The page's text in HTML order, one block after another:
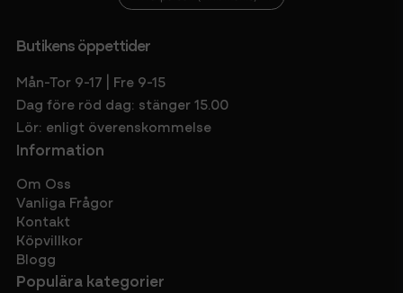
Butikens öppettider
Mån-Tor 9-17 | Fre 9-15
Dag före röd dag: stänger 15.00
Lör: enligt överenskommelse
Information
Om Oss
Vanliga Frågor
Kontakt
Köpvillkor
Blogg
Populära kategorier